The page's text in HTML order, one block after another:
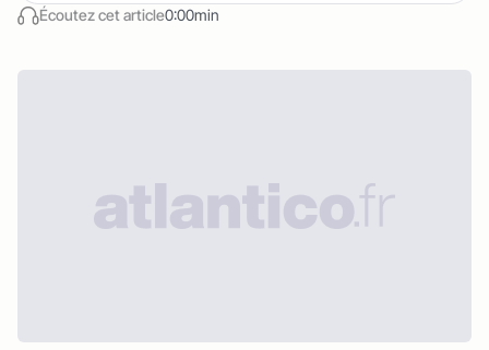
Écoutez cet article0:00min